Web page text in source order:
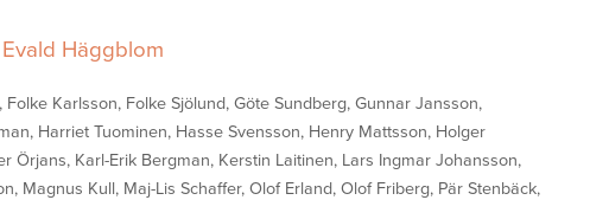
Häggblom
Folke Karlsson, Folke Sjölund, Göte Sundberg, Gunnar Jansson,
Harriet Tuominen, Hasse Svensson, Henry Mattsson, Holger
Örjans, Karl-Erik Bergman, Kerstin Laitinen, Lars Ingmar Johansson,
Magnus Kull, Maj-Lis Schaffer, Olof Erland, Olof Friberg, Pär Stenbäck,